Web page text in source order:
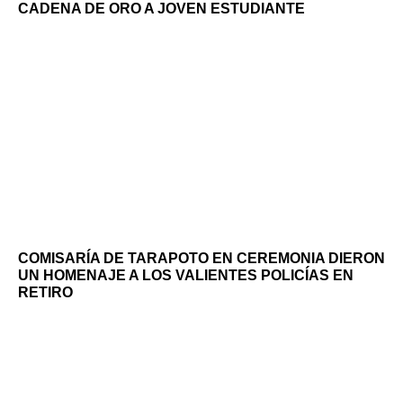
CADENA DE ORO A JOVEN ESTUDIANTE
COMISARÍA DE TARAPOTO EN CEREMONIA DIERON
UN HOMENAJE A LOS VALIENTES POLICÍAS EN
RETIRO